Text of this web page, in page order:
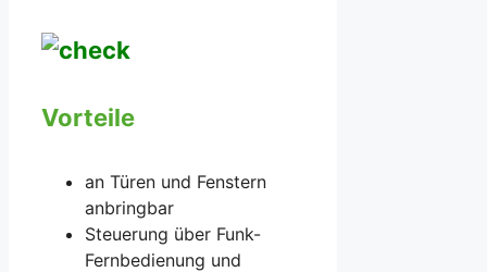
Vorteile
an Türen und Fenstern
anbringbar
Steuerung über Funk-
Fernbedienung und